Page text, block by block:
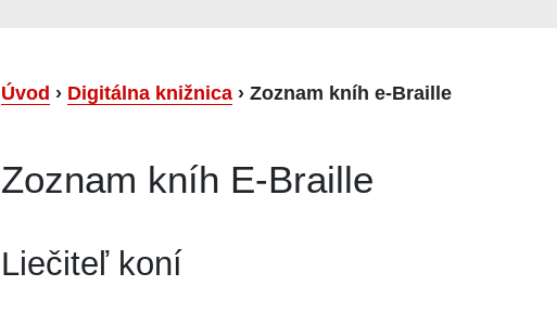
Úvod › Digitálna knižnica › Zoznam kníh e-Braille
Zoznam kníh E-Braille
Liečiteľ koní